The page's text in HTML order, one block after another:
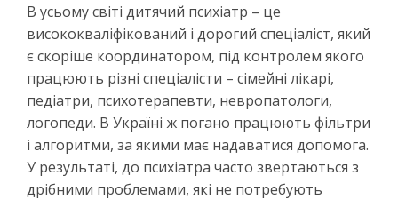
В усьому світі дитячий психіатр – це
висококваліфікований і дорогий спеціаліст, який
є скоріше координатором, під контролем якого
працюють різні спеціалісти – сімейні лікарі,
педіатри, психотерапевти, невропатологи,
логопеди. В Україні ж погано працюють фільтри
і алгоритми, за якими має надаватися допомога.
У результаті, до психіатра часто звертаються з
дрібними проблемами, які не потребують